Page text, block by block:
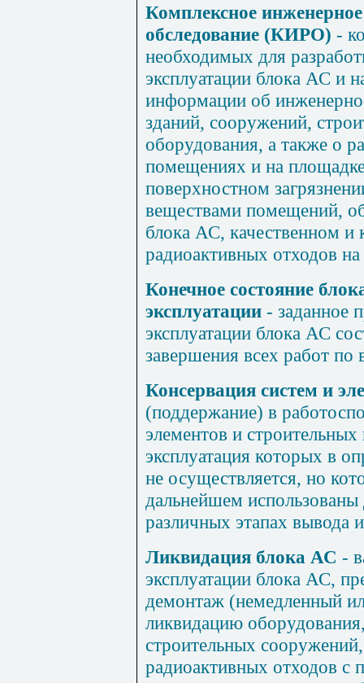
Комплексное
обследование (КИРО) -
необходимых для
эксплуатации блока АС и
информации об
зданий, сооружений,
оборудования, а также о
помещениях и на
поверхностном
веществами помещений,
блока АС, качественном и
радиоактивных отходов
Конечное состояние
эксплуатации - заданное
эксплуатации блока АС
завершения всех работ по
Консервация систем и
(поддержание) в
элементов и
эксплуатация которых в
не осуществляется, но
дальнейшем
различных этапах вывода
Ликвидация блока АС -
эксплуатации блока АС,
демонтаж (немедленный
ликвидацию
строительных
радиоактивных отходов с